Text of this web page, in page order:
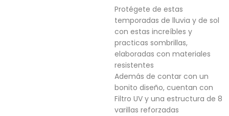
Protégete de estas
temporadas de lluvia y de sol
con estas increíbles y
practicas sombrillas,
elaboradas con materiales
resistentes
Además de contar con un
bonito diseño, cuentan con
Filtro UV y una estructura de 8
varillas reforzadas